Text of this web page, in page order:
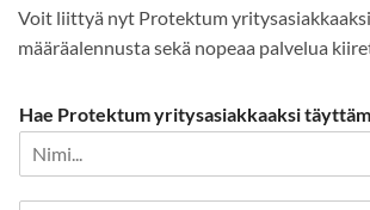
Voit liittyä nyt Protektum yritysasiakkaaksi
määräalennusta sekä nopeaa palvelua
Hae Protektum yritysasiakkaaksi